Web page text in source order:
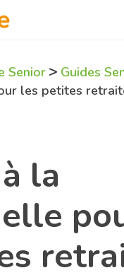
Senior> Guides
les petites
la